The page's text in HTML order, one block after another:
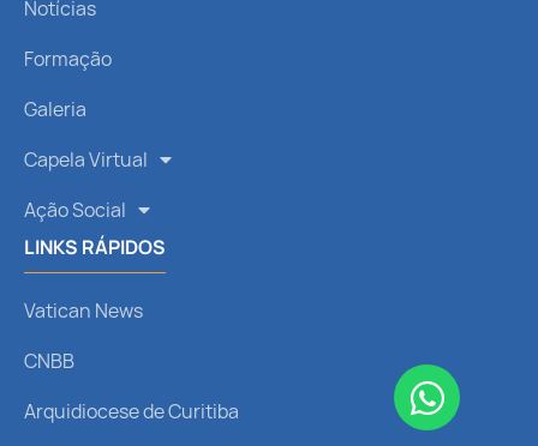
Notícias
Formação
Galeria
Capela Virtual
Ação Social
LINKS RÁPIDOS
Vatican News
CNBB
Arquidiocese de Curitiba